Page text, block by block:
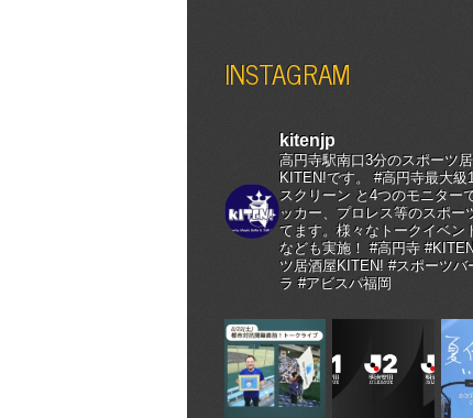
INSTAGRAM
kitenjp
高円寺駅南口3分のスポーツ
KITEN!です。 #高円寺最大級
スクリーン と4つのモニター
ッカー、プロレス等のスポー
てます。様々なトークイベン
なども実施！ #高円寺
ツ居酒屋KITEN! #スポーツバ
ラ #アビスパ福岡